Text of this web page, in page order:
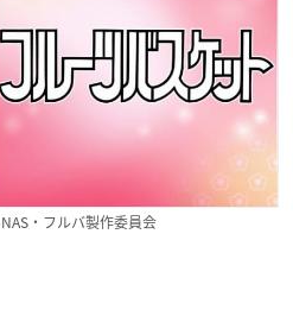
・フルバ製作委員会